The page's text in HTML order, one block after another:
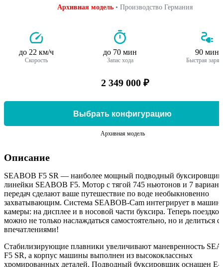
Архивная модель • Производство Германия
Скорость
до 22 км/ч
Запас хода
до 70 мин
Быстрая
90 мин
2 349 000 ₽
Выбрать конфигурацию
Архивная модель
Описание
SEABOB F5 SR — наиболее мощный подводный буксировщик
линейки SEABOB F5. Мотор с тягой 745 ньютонов и 7
передач сделают ваше путешествие по воде необыкновенно
захватывающим. Система SEABOB-Cam интегрирует в
камеры: на дисплее и в носовой части буксира. Теперь поездкой
можно не только наслаждаться самостоятельно, но и делиться
впечатлениями!
Стабилизирующие плавники увеличивают маневренность
F5 SR, а корпус машины выполнен из высококлассных
хромированных деталей. Подводный буксировщик оснащен E-